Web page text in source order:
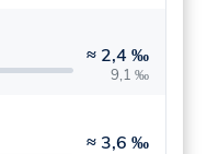
≈ 2,4 ‰
9,1 ‰
≈ 3,6 ‰